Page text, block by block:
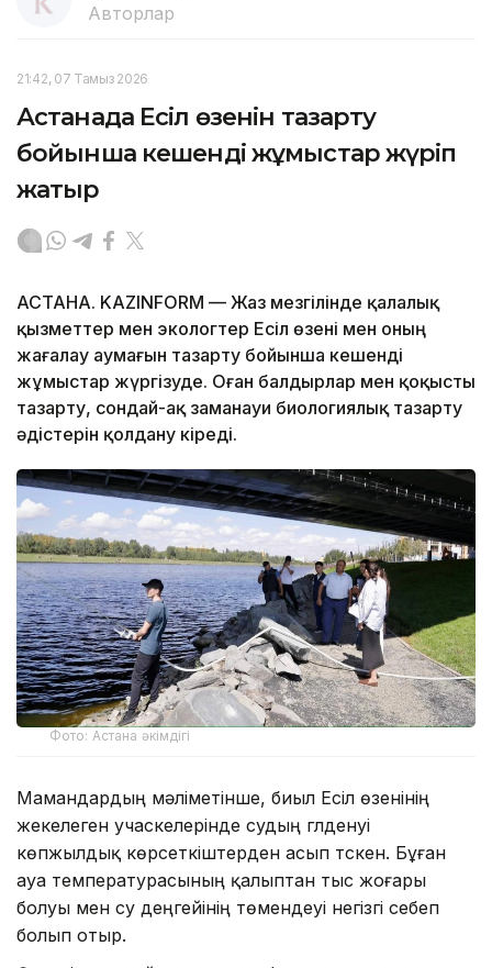
Авторлар
21:42, 07 Тамыз 2026
Астанада Есіл өзенін тазарту
бойынша кешенді жұмыстар жүріп
жатыр
АСТАНА. KAZINFORM — Жаз мезгілінде қалалық
қызметтер мен экологтер Есіл өзені мен оның
жағалау аумағын тазарту бойынша кешенді
жұмыстар жүргізуде. Оған балдырлар мен қоқысты
тазарту, сондай-ақ заманауи биологиялық тазарту
әдістерін қолдану кіреді.
Фото: Астана әкімдігі
Мамандардың мәліметінше, биыл Есіл өзенінің
жекелеген учаскелерінде судың гүлденуі
көпжылдық көрсеткіштерден асып түскен. Бұған
ауа температурасының қалыптан тыс жоғары
болуы мен су деңгейінің төмендеуі негізгі себеп
болып отыр.